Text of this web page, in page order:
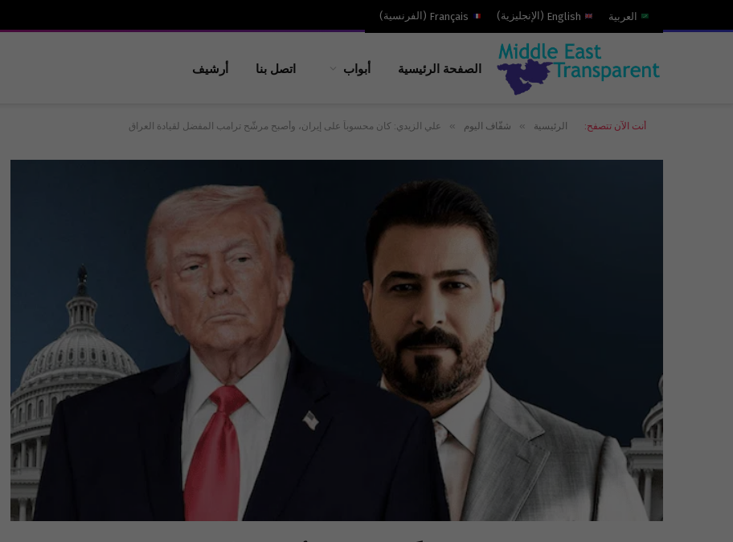
العربية English
( الإنجليزية)
Français
( الفرنسية)
الصفحة الرئيسية أبواب اتصل بنا أرشيف
أنت الآن تتصفح: الرئيسية » شفّاف اليوم » علي الزيدي: كان محسوباً على إيران، وأصبح مرشّح ترامب المفضل لقيادة العراق